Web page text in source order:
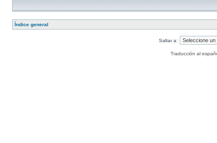
Índice general
Saltar a:
Traducción al